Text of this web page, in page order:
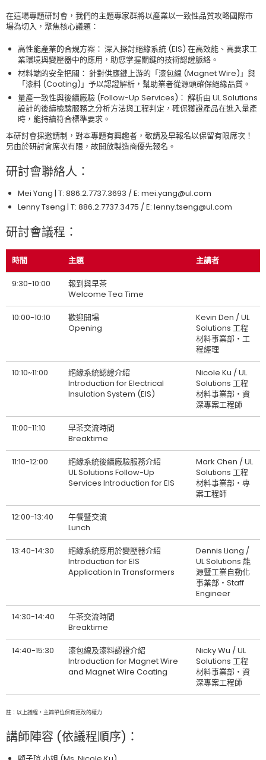
在這場專題研討會，我們的主題專家群將以產業以一致性品質攻略國際市
場為切入，聚焦核心議題：
高性能產業的合規方案： 深入探討絕緣系統 (EIS) 在高效能、高要求工
業環境與變壓器中的應用，助您掌握關鍵的技術認證脈絡。
材料端的安全把關： 針對供應鏈上游的「漆包線 (Magnet Wire)」與
「漆料 (Coating)」予以認證解析，幫助業者從源頭確保絕緣品質。
量產一致性與後續廠驗 (Follow-Up Services)： 解析由 UL Solutions
設計的後續檢驗服務之分析方法與工程判定，確保獲證產品在進入量產
時，能持續符合標準要求。
本研討會採邀請制，對本專題有興趣者，敬請及早報名以保留有限席次！
另由於研討會席次有限，故開放製造商優先報名。
研討會聯絡人：
Mei Yang | T: 886.2.7737.3693 / E: mei.yang@ul.com
Lenny Tseng | T: 886.2.7737.3475 / E: lenny.tseng@ul.com
研討會議程：
時間 主題 主講者
9:30-10:00
報到與早茶
Welcome Tea Time
10:00-10:10
歡迎開場
Opening
Kevin Den / UL
Solutions 工程
材料事業部‧工
程經理
10:10~11:00
絕緣系統認證介紹
Introduction for Electrical
Insulation System (EIS)
Nicole Ku / UL
Solutions 工程
材料事業部‧資
深專案工程師
11:00-11:10
早茶交流時間
Breaktime
11:10-12:00
絕緣系統後續廠驗服務介紹
UL Solutions Follow-Up
Services Introduction for EIS
Mark Chen / UL
Solutions 工程
材料事業部‧專
案工程師
12:00-13:40
午餐暨交流
Lunch
13:40-14:30
絕緣系統應用於變壓器介紹
Introduction for EIS
Application In Transformers
Dennis Liang /
UL Solutions 能
源暨工業自動化
事業部‧Staff
Engineer
14:30-14:40
午茶交流時間
Breaktime
14:40-15:30
漆包線及漆料認證介紹
Introduction for Magnet Wire
and Magnet Wire Coating
Nicky Wu / UL
Solutions 工程
材料事業部‧資
深專案工程師
註：以上議程，主辧單位保有更改的權力
講師陣容 (依議程順序)：